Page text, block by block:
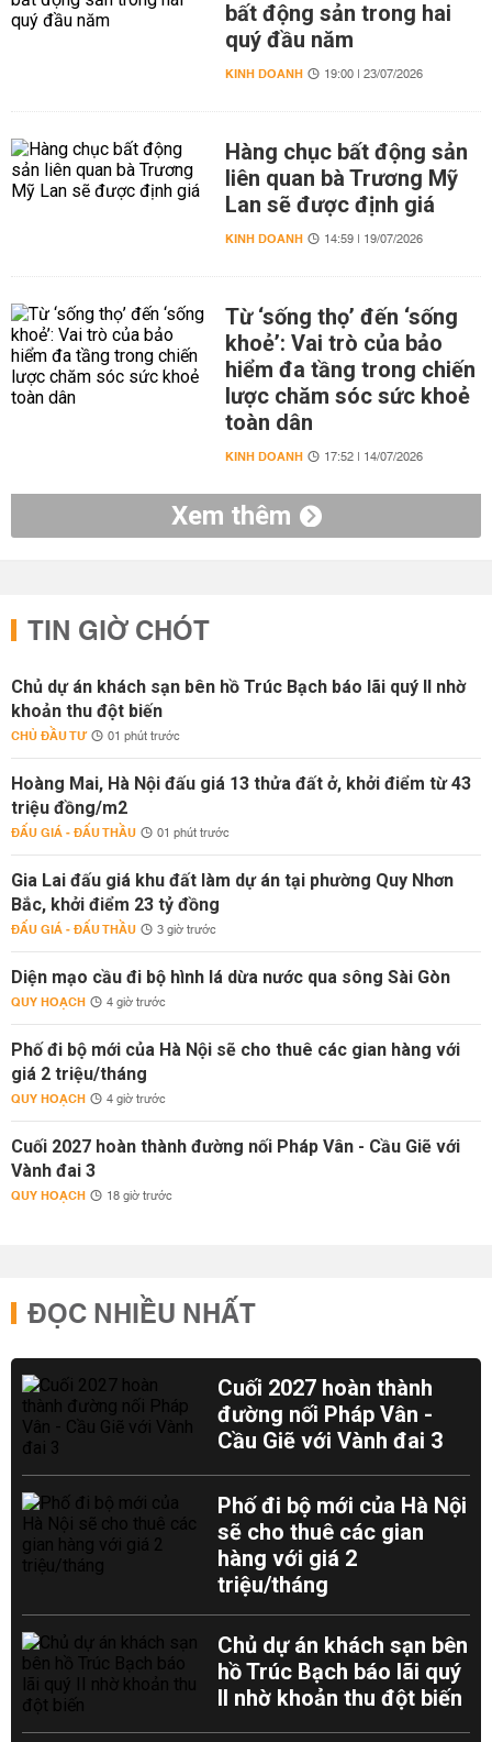
bất động sản trong hai
quý đầu năm
KINH DOANH 19:00 | 23/07/2026
Hàng chục bất động sản
liên quan bà Trương Mỹ
Lan sẽ được định giá
KINH DOANH 14:59 | 19/07/2026
Từ ‘sống thọ’ đến ‘sống
khoẻ’: Vai trò của bảo
hiểm đa tầng trong chiến
lược chăm sóc sức khoẻ
toàn dân
KINH DOANH 17:52 | 14/07/2026
Xem thêm
TIN GIỜ CHÓT
Chủ dự án khách sạn bên hồ Trúc Bạch báo lãi quý II nhờ
khoản thu đột biến
CHỦ ĐẦU TƯ 01 phút trước
Hoàng Mai, Hà Nội đấu giá 13 thửa đất ở, khởi điểm từ 43
triệu đồng/m2
ĐẤU GIÁ - ĐẤU THẦU 01 phút trước
Gia Lai đấu giá khu đất làm dự án tại phường Quy Nhơn
Bắc, khởi điểm 23 tỷ đồng
ĐẤU GIÁ - ĐẤU THẦU 3 giờ trước
Diện mạo cầu đi bộ hình lá dừa nước qua sông Sài Gòn
QUY HOẠCH 4 giờ trước
Phố đi bộ mới của Hà Nội sẽ cho thuê các gian hàng với
giá 2 triệu/tháng
QUY HOẠCH 4 giờ trước
Cuối 2027 hoàn thành đường nối Pháp Vân - Cầu Giẽ với
Vành đai 3
QUY HOẠCH 18 giờ trước
ĐỌC NHIỀU NHẤT
Cuối 2027 hoàn thành
đường nối Pháp Vân -
Cầu Giẽ với Vành đai 3
Phố đi bộ mới của Hà Nội
sẽ cho thuê các gian
hàng với giá 2
triệu/tháng
Chủ dự án khách sạn bên
hồ Trúc Bạch báo lãi quý
II nhờ khoản thu đột biến